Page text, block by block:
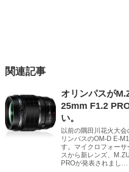
関連記事
オリンパスが
25mm F1.2
い。
以前の隅田川花火大
リンパスのOM-D E-
す。マイクロフォー
スから新レンズ、
PROが発表されまし…